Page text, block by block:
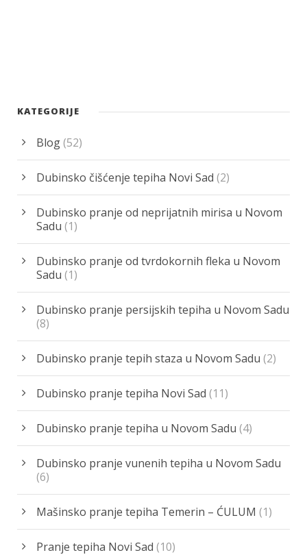
KATEGORIJE
Blog(52)
Dubinsko čišćenje tepiha Novi Sad (2)
Dubinsko pranje od neprijatnih mirisa u Novom
Sadu (1)
Dubinsko pranje od tvrdokornih fleka u Novom
Sadu (1)
Dubinsko pranje persijskih tepiha u Novom Sadu
(8)
Dubinsko pranje tepih staza u Novom Sadu (2)
Dubinsko pranje tepiha Novi Sad (11)
Dubinsko pranje tepiha u Novom Sadu (4)
Dubinsko pranje vunenih tepiha u Novom Sadu
(6)
Mašinsko pranje tepiha Temerin – ĆULUM (1)
Pranje tepiha Novi Sad (10)